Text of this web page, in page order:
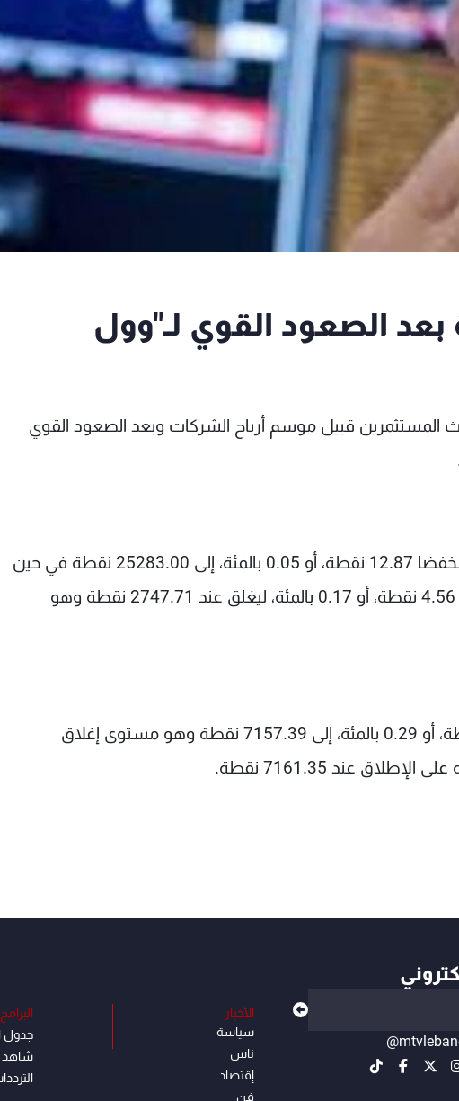
بعد الصعود القوي لـ"وول
المستثمرين قبيل موسم أرباح الشركات وبعد الصعود القوي
وأنهى المؤشر داو جونز الصناعي جلسة التداول منخفضا 12.87 نقطة، أو 0.05 بالمئة، إلى 25283.00 نقطة في حين
ارتفع المؤشر ستاندرد آند بورز500 الأوسع نطاقا 4.56 نقطة، أو 0.17 بالمئة، ليغلق عند 2747.71 نقطة وهو
وأغلق المؤشر ناسداك المجمع مرتفعا 20.83 نقطة، أو 0.29 بالمئة، إلى 7157.39 نقطة وهو مستوى إغلاق
عند 7161.35 نقطة.
الأخبار
سياسة
ناس
إقتصاد
فن
البرامج
جدول
شاهد